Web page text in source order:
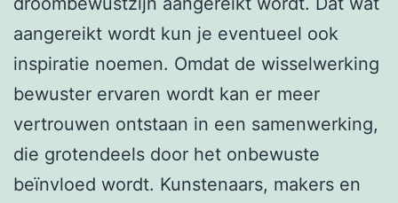
aangereikt wordt kun je eventueel ook
inspiratie noemen. Omdat de wisselwerking
bewuster ervaren wordt kan er meer
vertrouwen ontstaan in een samenwerking,
die grotendeels door het onbewuste
beïnvloed wordt. Kunstenaars, makers en